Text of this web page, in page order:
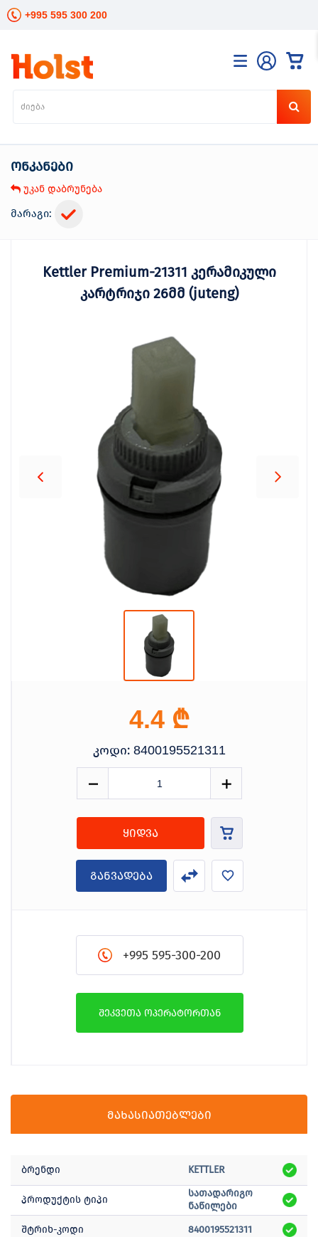
+995 595 300 200
ონკანები
უკან დაბრუნება
მარაგი:
Kettler Premium-21311 კერამიკული
კარტრიჯი 26მმ (juteng)
4.4 ₾
კოდი: 8400195521311
ყიდვა
განვადება
+995 595-300-200
შეკვეთა ოპერატორთან
მახასიათებლები
ბრენდი KETTLER
პროდუქტის ტიპი
სათადარიგო
ნაწილები
შტრიხ-კოდი
8400195521311
კატალოგი
განათება
ინსტრუმენტები
ელექტრო
მოვლა
მცენარეთა
ბრენდები
სოც.